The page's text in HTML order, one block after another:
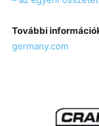
További
germany.com